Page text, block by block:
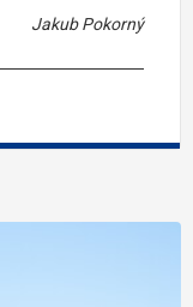
Jakub Pokorný